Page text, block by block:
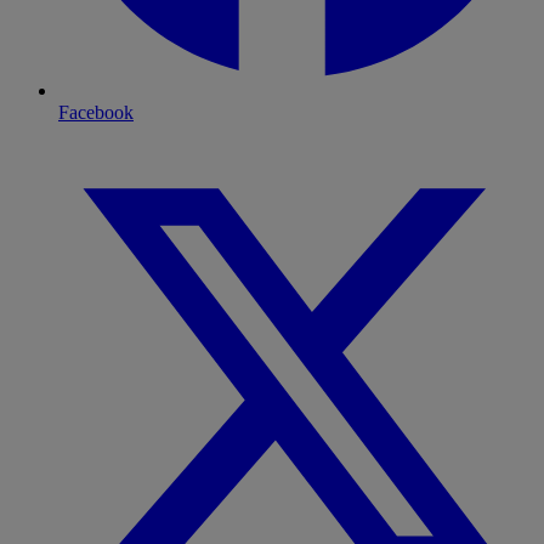
Facebook